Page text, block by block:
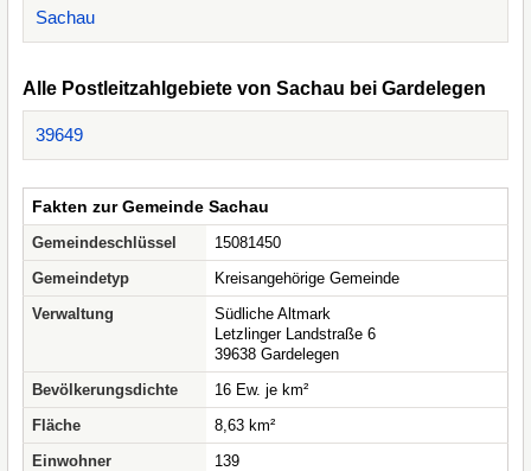
Sachau
Alle Postleitzahlgebiete von Sachau bei Gardelegen
39649
Fakten zur Gemeinde Sachau
Gemeindeschlüssel
15081450
Gemeindetyp
Kreisangehörige Gemeinde
Verwaltung
Südliche Altmark
Letzlinger Landstraße 6
39638 Gardelegen
Bevölkerungsdichte
16 Ew. je km²
Fläche
8,63 km²
Einwohner
139